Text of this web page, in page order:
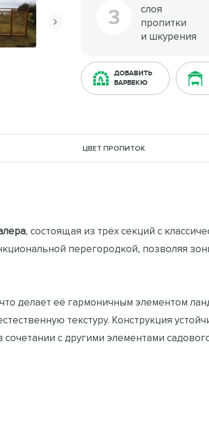
3
слоя
пропитки
и шкурения
ДОБАВИТЬ
БАРБЕКЮ
ЦВЕТ ПРОПИТОК
, состоящая из трёх секций с
перегородкой, позволяя
делает её гармоничным элементом
текстуру. Конструкция
с другими элементами
растений и цветов можно в магазине
цене. Они помогут оформить